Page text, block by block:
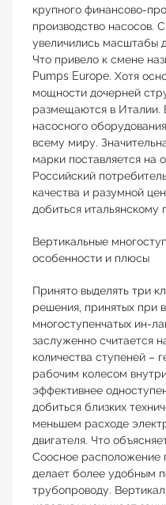
крупного финансово-
производство насосов.
увеличились масштабы
Что привело к смене
Pumps Europe. Хотя
мощности дочерней
размещаются в Италии.
насосного
всему миру.
марки поставляется на
Российский
качества и разумной
добиться итальянскому
Вертикальные
особенности и плюсы
Принято выделять три
решения, принятых при
многоступенчатых ин-
заслуженно считается
количества ступеней –
рабочим колесом
эффективнее
добиться близких
меньшем расходе
двигателя. Что
Соосное расположение
делает более удобным
трубопроводу.